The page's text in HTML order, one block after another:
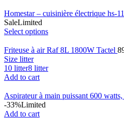
Homestar – cuisinière électrique hs-
SaleLimited
Select options
Friteuse à air Raf 8L 1800W Tactel
Size litter
10 litter8 litter
Add to cart
Aspirateur à main puissant 600
-33%Limited
Add to cart